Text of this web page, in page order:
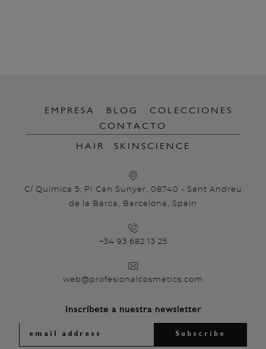
EMPRESA BLOG
COLECCIONES
CONTACTO
HAIR SKINSCIENCE
C/ Química 5, PI Can Sunyer, 08740 - Sant Andreu
de la Barca, Barcelona, Spain
+34 93 682 13 25
web@profesionalcosmetics.com
Inscríbete a nuestra newsletter